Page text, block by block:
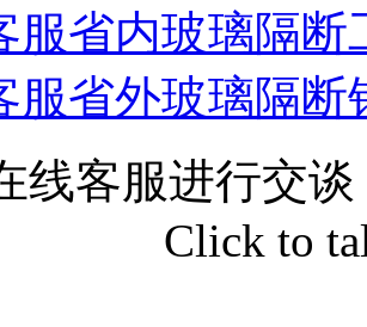
服省内玻璃隔断
服省外玻璃隔断
线客服进行交谈
to